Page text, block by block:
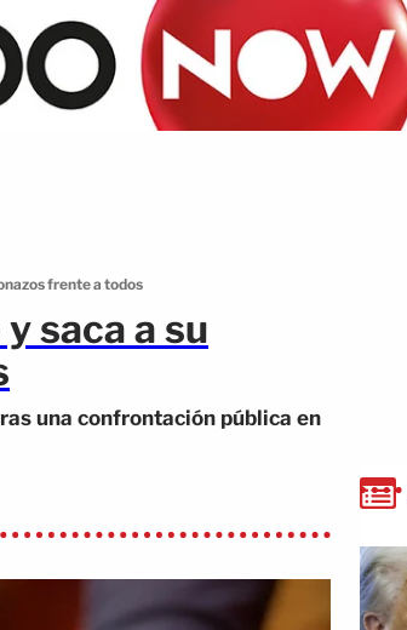
frente a todos
saca a su
una confrontación pública en